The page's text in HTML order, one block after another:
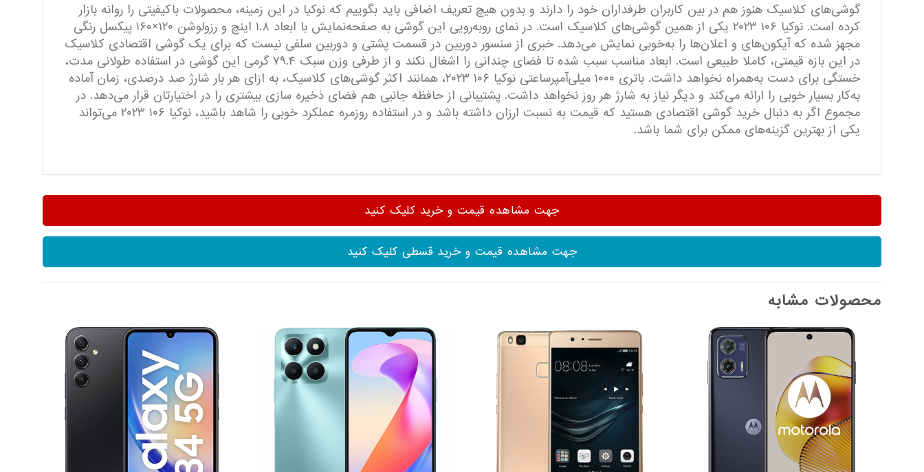
گوشی‌های کلاسیک هنوز هم در بین کاربران طرفداران خود را دارند و بدون هیچ تعریف اضافی باید بگوییم که نوکیا در این زمینه، محصولات با‌کیفیتی را روانه بازار
کرده است. نوکیا ۱۰۶ ۲۰۲۳ یکی از همین گوشی‌های کلاسیک است. در نمای رو‌به‌رویی این گوشی به صفحه‌نمایش با ابعاد ۱.۸ اینچ و رزولوشن ۱۲۰×۱۶۰ پیکسل رنگی
مجهز شده که آیکون‌های و اعلان‌ها را به‌خوبی نمایش می‌دهد. خبری از سنسور دوربین در قسمت پشتی و دوربین سلفی نیست که برای یک گوشی اقتصادی کلاسیک
در این بازه قیمتی، کاملا طبیعی است. ابعاد مناسب سبب شده تا فضای چندانی را اشغال نکند و از طرفی وزن سبک ۷۹.۴ گرمی این گوشی در استفاده طولانی مدت،
خستگی برای دست به‌همراه نخواهد داشت. باتری ۱۰۰۰ میلی‌آمپر‌ساعتی نوکیا ۱۰۶ ۲۰۲۳، همانند اکثر گوشی‌های کلاسیک، به ازای هر بار شارژ صد درصدی، زمان آماده
به‌کار بسیار خوبی را ارائه می‌کند و دیگر نیاز به شارژ هر روز نخواهد داشت. پشتیبانی از حافظه جانبی هم فضای ذخیره سازی بیشتری را در اختیارتان قرار می‌دهد. در
مجموع اگر به دنبال خرید گوشی اقتصادی هستید که قیمت به نسبت ارزان داشته باشد و در استفاده روزمره عملکرد خوبی را شاهد باشید، نوکیا ۱۰۶ ۲۰۲۳ می‌تواند
یکی از بهترین گزینه‌های ممکن برای شما باشد.
جهت مشاهده قیمت و خرید کلیک کنید
جهت مشاهده قیمت و خرید قسطی کلیک کنید
محصولات مشابه